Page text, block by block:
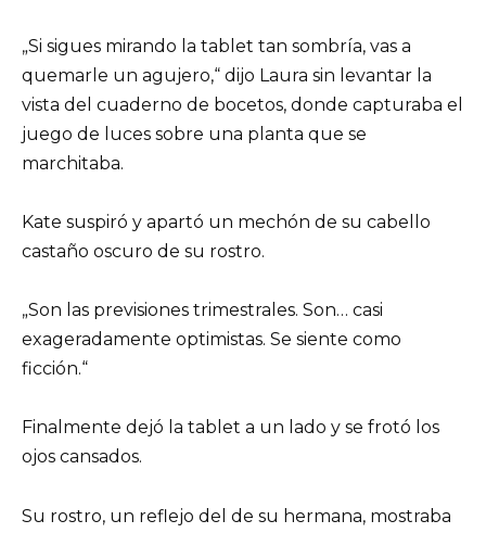
„Si sigues mirando la tablet tan sombría, vas a
quemarle un agujero,“ dijo Laura sin levantar la
vista del cuaderno de bocetos, donde capturaba el
juego de luces sobre una planta que se
marchitaba.
Kate suspiró y apartó un mechón de su cabello
castaño oscuro de su rostro.
„Son las previsiones trimestrales. Son… casi
exageradamente optimistas. Se siente como
ficción.“
Finalmente dejó la tablet a un lado y se frotó los
ojos cansados.
Su rostro, un reflejo del de su hermana, mostraba